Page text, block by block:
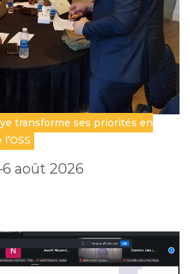
transforme ses priorités en
août 2026